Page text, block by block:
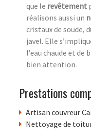
que le revêtement
réalisons aussi un
cristaux de soude,
javel. Elle
l’eau chaude et de
bien attention.
Prestations
Artisan couvreur
Nettoyage de